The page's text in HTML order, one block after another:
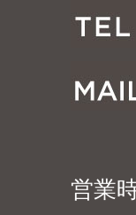
営業